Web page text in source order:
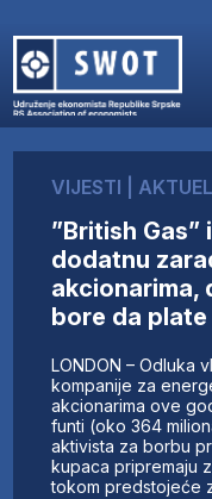
O NAMA
AKTUELNO
ANALIZE
KOMPANIJE
FINANSIJE
IZ STRANIH
AKTIVNOSTI
SWOT INTERVJU
UČLANI SE
KONTAKT
VIJESTI
”British Gas”
dodatnu
akcionarima,
bore da
LONDON – Odluka
kompanije za
akcionarima ove
funti (oko 364
aktivista za borbu
kupaca pripremaju
tokom predstojeće